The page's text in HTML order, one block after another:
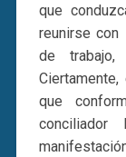
que
reunirse con
de
que